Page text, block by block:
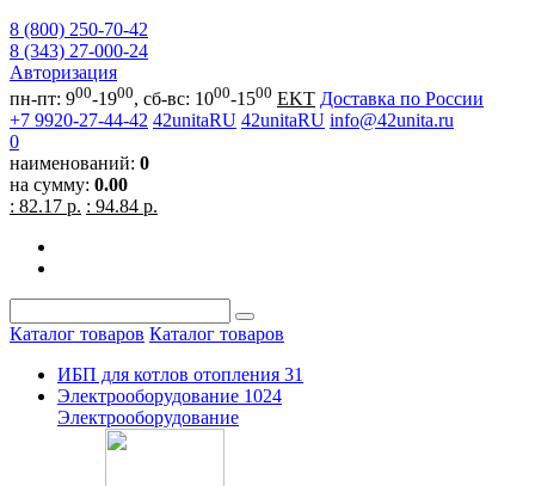
8 (800) 250-70-42
8 (343) 27-000-24
Авторизация
пн-пт: 900-1900, сб-вс: 1000-1500 EKT Доставка по России
+7 9920-27-44-42 42unitaRU 42unitaRU info@42unita.ru
0
наименований: 0
на сумму: 0.00
: 82.17 р. : 94.84 р.
Каталог товаров Каталог товаров
ИБП для котлов отопления 31
Электрооборудование 1024
Электрооборудование